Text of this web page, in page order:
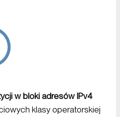
w bloki adresów IPv4
klasy operatorskiej